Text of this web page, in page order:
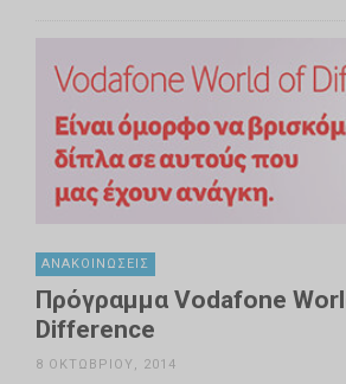
ΑΝΑΚΟΙΝΏΣΕΙΣ
Πρόγραμμα Vodafone
Difference
8 ΟΚΤΩΒΡΊΟΥ, 2014